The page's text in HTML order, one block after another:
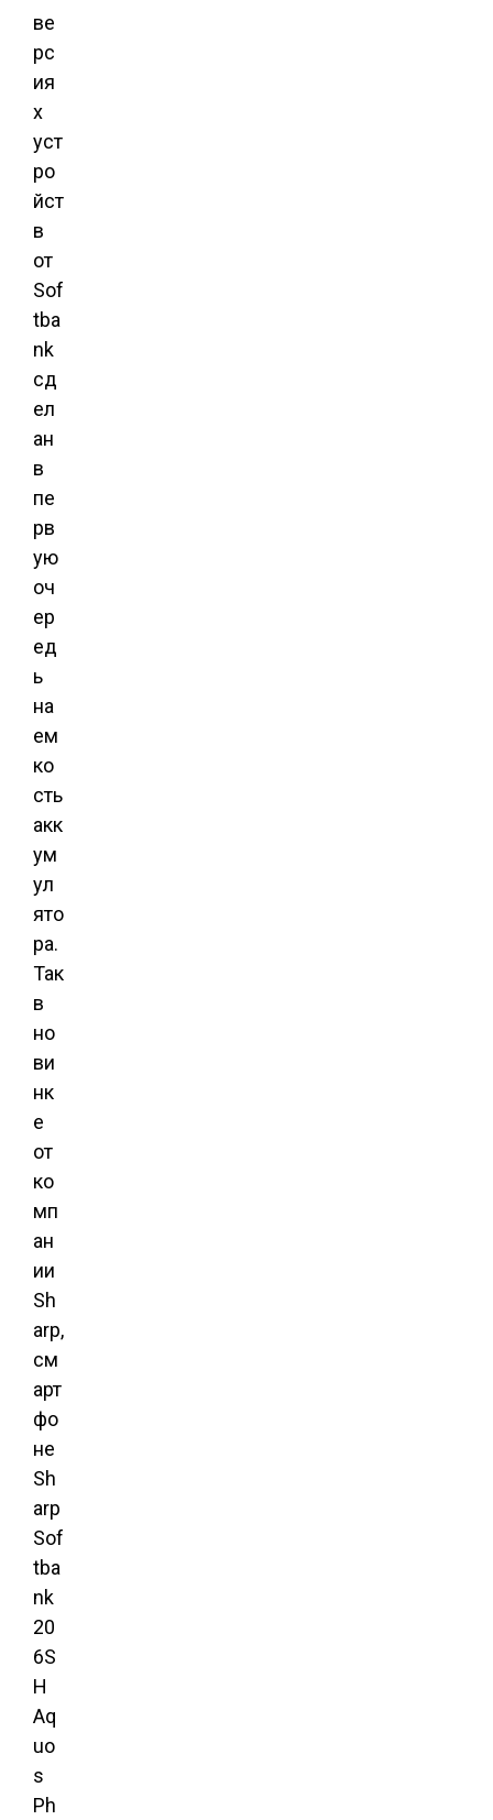
ве
рс
ия
х
уст
ро
йст
в
от
Sof
tba
nk
сд
ел
ан
в
пе
рв
ую
оч
ер
ед
ь
на
ем
ко
сть
акк
ум
ул
ято
ра.
Так
в
но
ви
нк
е
от
ко
мп
ан
ии
Sh
arp,
см
арт
фо
не
Sh
arp
Sof
tba
nk
20
6S
H
Aq
uo
s
Ph